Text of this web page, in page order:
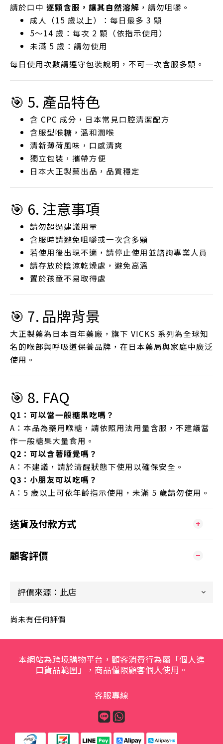
請於口中 逐顆含服，讓其自然溶解 ，請勿咀嚼。
成人（15 歲以上）：每日最多 3 顆
5～14 歲：每次 2 顆（依指示使用）
未滿 5 歲：請勿使用
每日使用次數請遵守包裝說明，不可一次含服多顆。
🎯 5. 產品特色
含 CPC 成分，日本常見口腔清潔配方
含服型喉糖，溫和潤喉
清新薄荷風味，口感清爽
獨立包裝，攜帶方便
日本大正製藥出品，品質穩定
🎯 6. 注意事項
請勿超過建議用量
含服時請避免咀嚼或一次含多顆
若使用後出現不適，請停止使用並諮詢專業人員
請存放於陰涼乾燥處，避免高溫
置於孩童不易取得處
🎯 7. 品牌背景
大正製藥為日本百年藥廠，旗下 VICKS 系列為全球知
名的喉部與呼吸道保養品牌，在日本藥局與家庭中廣泛
使用。
🎯 8. FAQ
Q1：可以當一般糖果吃嗎？
A：本品為藥用喉糖，請依照用法用量含服，不建議當
作一般糖果大量食用。
Q2：可以含著睡覺嗎？
A：不建議，請於清醒狀態下使用以確保安全。
Q3：小朋友可以吃嗎？
A：5 歲以上可依年齡指示使用，未滿 5 歲請勿使用。
送貨及付款方式
顧客評價
尚未有任何評價
本網站為跨境購物平台，顧客消費行為屬「個人進
口貨品範圍」，商品僅限顧客個人使用。
客服專線